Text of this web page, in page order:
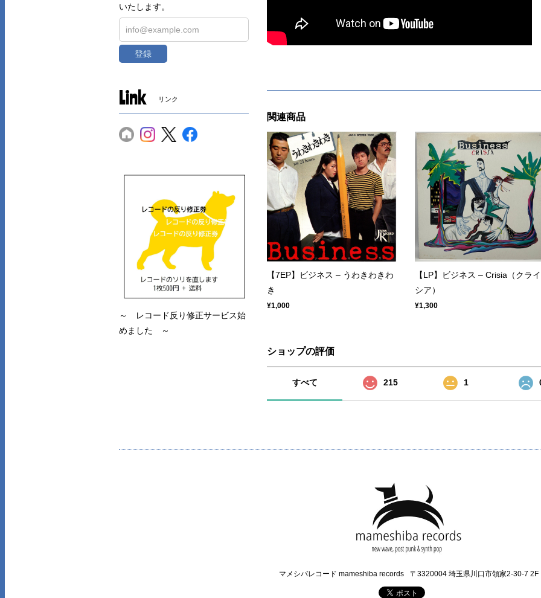
関連商品
【7EP】ビジネス ‎– うわきわきわ
き
¥1,000
【LP】ビジネス ‎– Crisia（クライ
シア）
¥1,300
ショップの評価
すべて 215 1
いたします。
登録
Link リンク
～ レコード反り修正サービス始
めました ～
マメシバレコード mameshiba records 〒3320004 埼玉県川口市領家2-30-7 2F